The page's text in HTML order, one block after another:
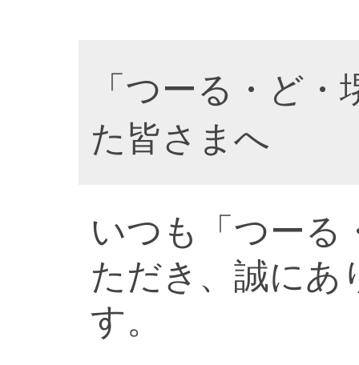
「つーる・ど
た皆さまへ
いつも「つーる
ただき、誠にあ
す。